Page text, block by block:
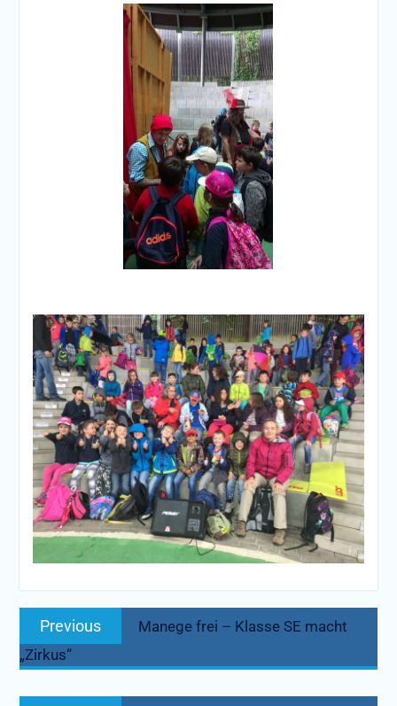
Beitragsnavigation
Previous
post:
Manege frei – Klasse SE macht
„Zirkus“